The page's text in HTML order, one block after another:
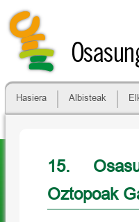
Hasiera Albisteak
15.
Oztopoak